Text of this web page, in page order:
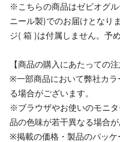
※こちらの商品はゼビオグ
ニール製)でのお届けとなり
ジ( 箱 )は付属しません。予
【商品の購入にあたっての注
※一部商品において弊社カ
る場合がございます。
※ブラウザやお使いのモニ
品の色味が若干異なる場合が
※掲載の価格・製品のパッ